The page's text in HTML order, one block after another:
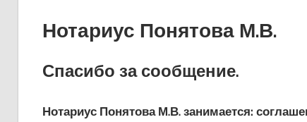
Нотариус Понятова М.В.
Спасибо за сообщение.
Нотариус Понятова М.В. занимается: